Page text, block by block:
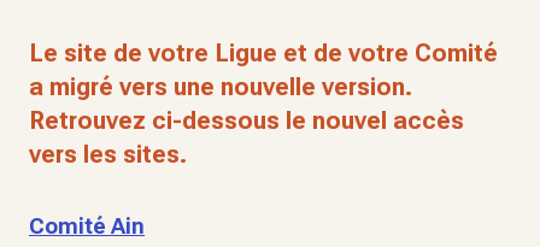
Le site de votre Ligue et de votre Comité
a migré vers une nouvelle version.
Retrouvez ci-dessous le nouvel accès
vers les sites.
Comité Ain